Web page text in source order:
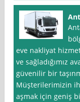
eve nakliyat
ve sağladığımız
güvenilir bir
Müşterilerimizin
aşmak için geniş